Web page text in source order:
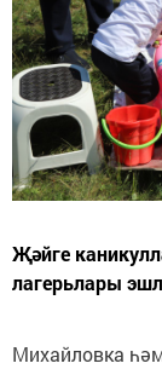
Җәйге
лагерьлары
Михайловка